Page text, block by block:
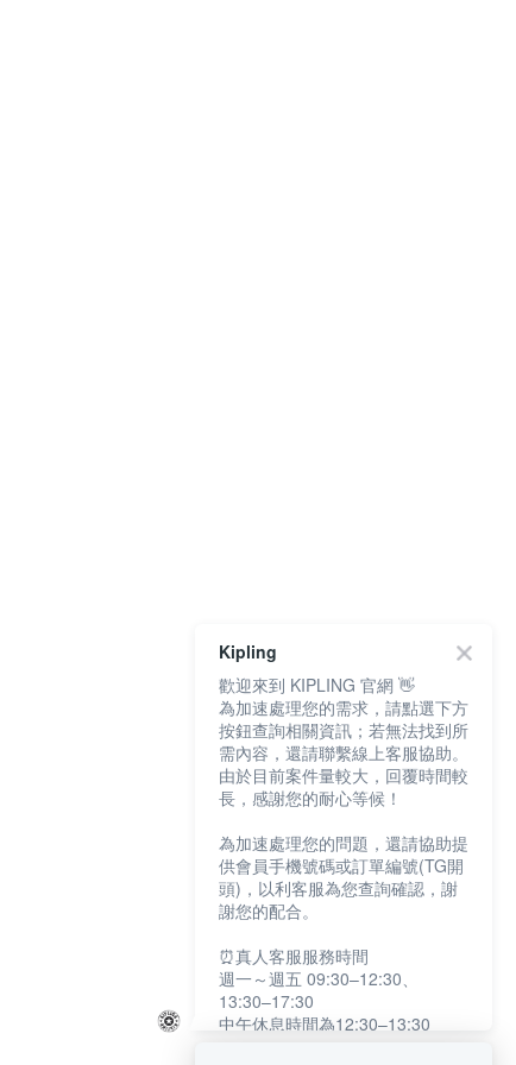
Kipling
歡迎來到 KIPLING 官網 👋
為加速處理您的需求，請點選下方
按鈕查詢相關資訊；若無法找到所
需內容，還請聯繫線上客服協助。
由於目前案件量較大，回覆時間較
長，感謝您的耐心等候！
為加速處理您的問題，還請協助提
供會員手機號碼或訂單編號(TG開
頭)，以利客服為您查詢確認，謝
謝您的配合。
⏰真人客服服務時間
週一～週五 09:30–12:30、
13:30–17:30
中午休息時間為12:30–13:30